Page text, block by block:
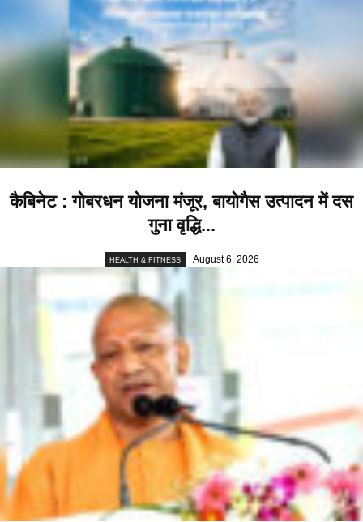
कैबिनेट : गोबरधन योजना मंजूर, बायोगैस उत्पादन में दस
गुना वृद्धि...
HEALTH & FITNESS August 6, 2026